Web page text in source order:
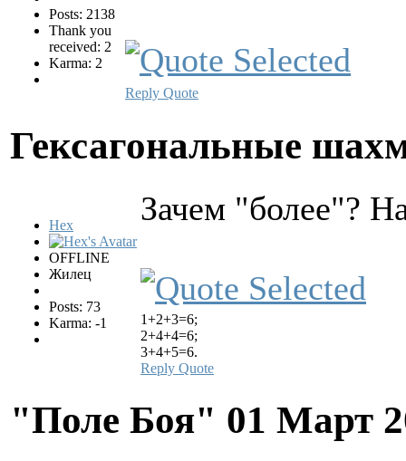
Posts: 2138
Thank you
received: 2
Karma: 2
Reply Quote
Гексагональные
Hex
OFFLINE
Жилец
Posts: 73
Karma: -1
Зачем "более"?
1+2+3=6;
2+4+4=6;
3+4+5=6.
Reply Quote
"Поле Боя" 01 Март